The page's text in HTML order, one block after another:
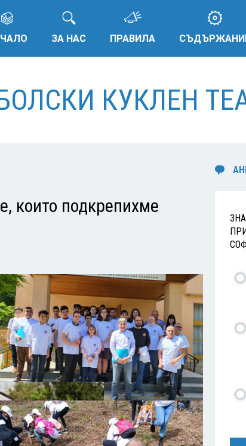
ЗА НАС ПРАВИЛА
КУКЛЕН
които подкрепихме